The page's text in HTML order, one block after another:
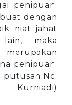
penipuan.
dengan
niat jahat
maka
penipuan.
putusan No.
Kurniadi)